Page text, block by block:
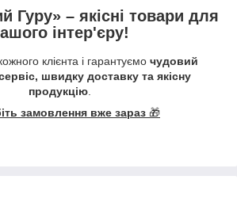
Гуру» – якісні товари для
інтер'єру!
клієнта і гарантуємо чудовий
швидку доставку та якісну
продукцію.
замовлення вже зараз 🎁